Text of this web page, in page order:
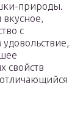
природы.
с
свойств